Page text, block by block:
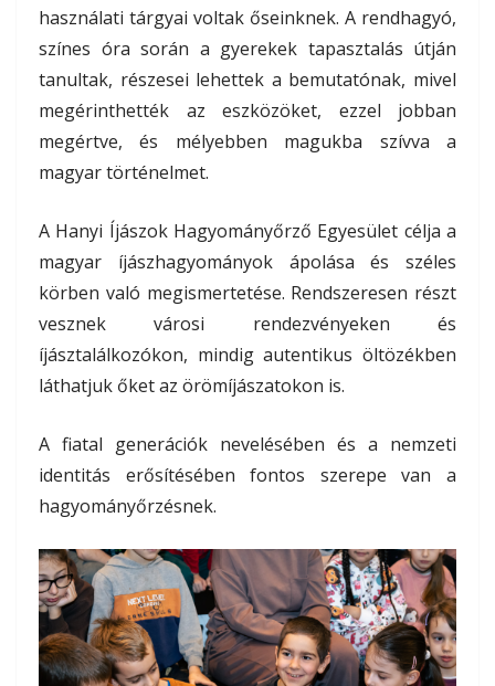
használati tárgyai voltak őseinknek. A rendhagyó,
színes óra során a gyerekek tapasztalás útján
tanultak, részesei lehettek a bemutatónak, mivel
megérinthették az eszközöket, ezzel jobban
megértve, és mélyebben magukba szívva a
magyar történelmet.
A Hanyi Íjászok Hagyományőrző Egyesület célja a
magyar íjászhagyományok ápolása és széles
körben való megismertetése. Rendszeresen részt
vesznek városi rendezvényeken és
íjásztalálkozókon, mindig autentikus öltözékben
láthatjuk őket az örömíjászatokon is.
A fiatal generációk nevelésében és a nemzeti
identitás erősítésében fontos szerepe van a
hagyományőrzésnek.